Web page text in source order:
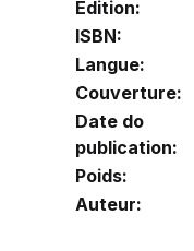
Edition:
ISBN:
Langue:
Couverture:
Date do
publication:
Poids:
Auteur: